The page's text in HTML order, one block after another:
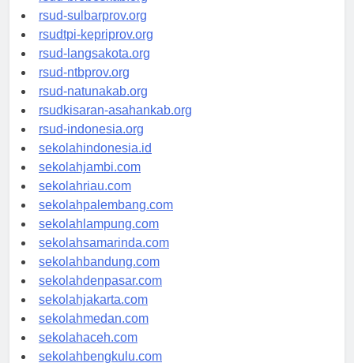
rsud-brebeskab.org
rsud-sulbarprov.org
rsudtpi-kepriprov.org
rsud-langsakota.org
rsud-ntbprov.org
rsud-natunakab.org
rsudkisaran-asahankab.org
rsud-indonesia.org
sekolahindonesia.id
sekolahjambi.com
sekolahriau.com
sekolahpalembang.com
sekolahlampung.com
sekolahsamarinda.com
sekolahbandung.com
sekolahdenpasar.com
sekolahjakarta.com
sekolahmedan.com
sekolahaceh.com